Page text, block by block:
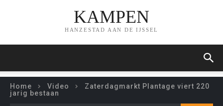
KAMPEN
HANZESTAD AAN DE IJSSEL
Home Video
Zaterdagmarkt Plantage viert 220
jarig bestaan